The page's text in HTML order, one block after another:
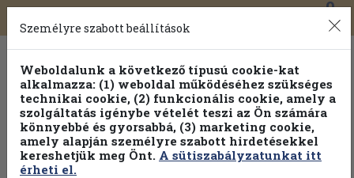
Toggle
navigation
0
Válogasson több mint 30 000 kötet közül
Hobbi témakörökben20% kedvezménnyel!
Személyre szabott beállítások
Weboldalunk a következő típusú cookie-kat
alkalmazza: (1) weboldal működéséhez szükséges
technikai cookie, (2) funkcionális cookie, amely a
szolgáltatás igénybe vételét teszi az Ön számára
könnyebbé és gyorsabbá, (3) marketing cookie,
amely alapján személyre szabott hirdetésekkel
kereshetjük meg Önt. A sütiszabályzatunkat itt
érheti el.